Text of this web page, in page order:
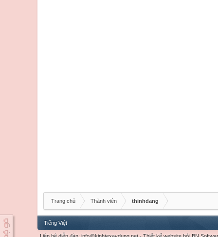
Trang chủ Thành viên thinhdang
Tiếng Việt